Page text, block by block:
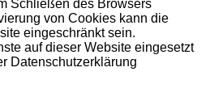
Schließen des Browsers
von Cookies kann die
eingeschränkt sein.
auf dieser Website eingesetzt
Datenschutzerklärung